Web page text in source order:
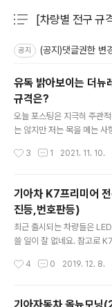
[차량별 전구 규
공지 (공지)댓글권한 변
유독 밝아보이는 더뉴
규격은?
오늘 포스팅은 지극히 주관
는 않지만 저는 목을 메는 사
는 다른 차량의 앞모습 보다
요? 어떤 차량은 불필요하게
고 느낄 정도로 브레이크등
예를 들자면 정지등 면적이
고, K7은 2세대부터 엄청나
요. 바로 내 앞에 이렇게 밝
주변에 아주 강력하게 어필
3 1 2021. 11. 10.
기아차 K7프리미어
진등,번호판등)
최근 출시되는 차량들은
쓸 일이 잘 없네요. 참고로
LED형으로 구분되니 참고
21W REAR 후진등 :
4 0 2019. 12. 8.